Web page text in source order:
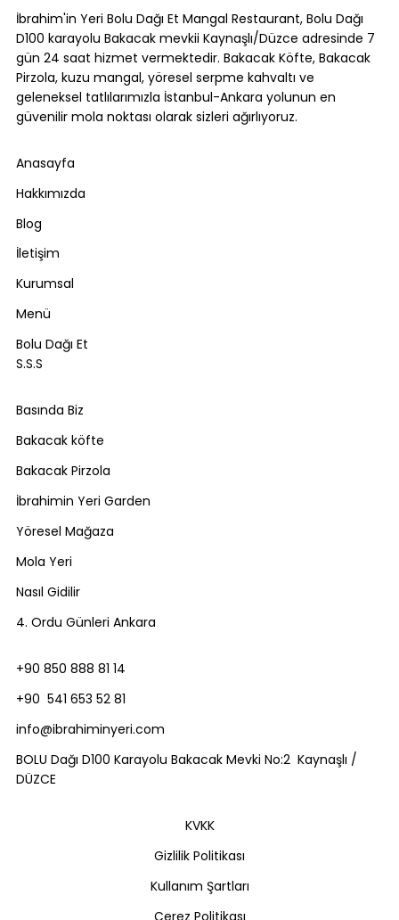
Yapılır?
İbrahim'in Yeri Bolu Dağı Et Mangal Restaurant, Bolu Dağı
D100 karayolu Bakacak mevkii Kaynaşlı/Düzce adresinde 7
gün 24 saat hizmet vermektedir. Bakacak Köfte, Bakacak
Pirzola, kuzu mangal, yöresel serpme kahvaltı ve
geleneksel tatlılarımızla İstanbul-Ankara yolunun en
güvenilir mola noktası olarak sizleri ağırlıyoruz.
Anasayfa
Hakkımızda
Blog
İletişim
Kurumsal
Menü
Bolu Dağı Et
S.S.S
Basında Biz
Bakacak köfte
Bakacak Pirzola
İbrahimin Yeri Garden
Yöresel Mağaza
Mola Yeri
Nasıl Gidilir
4. Ordu Günleri Ankara
+90 850 888 81 14
+90 541 653 52 81
info@ibrahiminyeri.com
BOLU Dağı D100 Karayolu Bakacak Mevki No:2 Kaynaşlı /
DÜZCE
KVKK
Gizlilik Politikası
Kullanım Şartları
Çerez Politikası